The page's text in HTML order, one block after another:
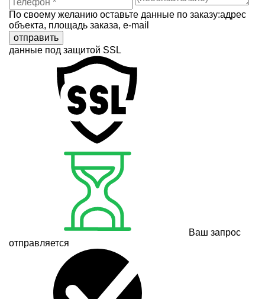
По своему желанию оставьте данные по заказу:адрес
объекта, площадь заказа, e-mail
отправить
данные под защитой SSL
Ваш запрос
отправляется